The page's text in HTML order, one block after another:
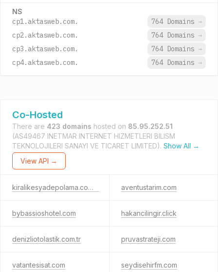
NS
cp1.aktasweb.com. 764 Domains →
cp2.aktasweb.com.
764 Domains →
cp3.aktasweb.com.
764 Domains →
cp4.aktasweb.com.
764 Domains →
Co-Hosted
There are 423 domains hosted on 85.95.252.51
(AS49467 INETMAR INTERNET HIZMETLERI BILISM
TEKNOLOJILERI SANAYI VE TICARET LIMITED). Show All →
View API →
kiralikesyadepolama.com.tr aventustarim.com
bybassioshotel.com hakancilingir.click
denizliotolastik.com.tr pruvastrateji.com
vatantesisat.com seydisehirfm.com